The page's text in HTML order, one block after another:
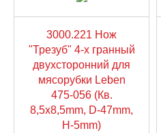
3000.221 Нож
"Трезуб" 4-х гранный
двухсторонний для
мясорубки Leben
475-056 (Кв.
8,5х8,5mm, D-47mm,
H-5mm)